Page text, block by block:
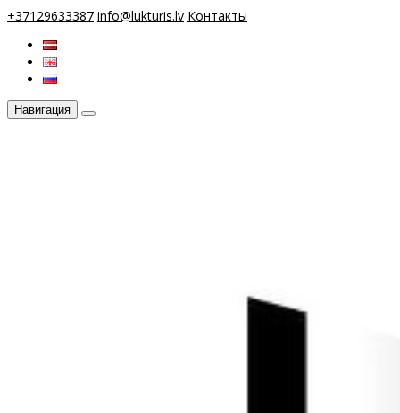
+37129633387 info@lukturis.lv Контакты
Навигация